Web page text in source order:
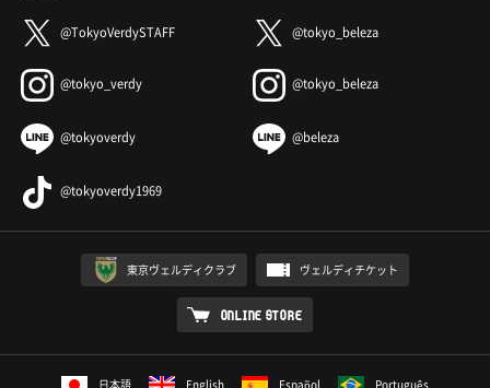
@TokyoVerdySTAFF @tokyo_beleza
@tokyo_verdy @tokyo_beleza
@tokyoverdy @beleza
@tokyoverdy1969
東京ヴェルディクラブ ヴェルディチケット
ONLINE STORE
日本語 English Español Português